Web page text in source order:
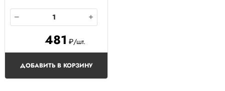
481 ₽/шт.
ДОБАВИТЬ В КОРЗИНУ